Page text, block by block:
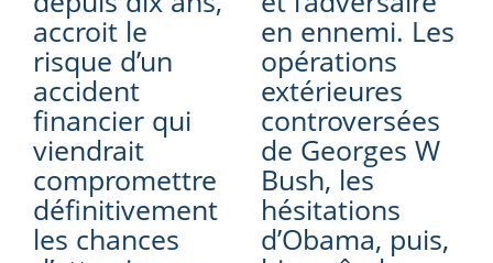
accroit le
risque d’un
accident
financier qui
viendrait
compromettre
définitivement
les chances
en ennemi. Les
opérations
extérieures
controversées
de Georges W
Bush, les
hésitations
d’Obama, puis,